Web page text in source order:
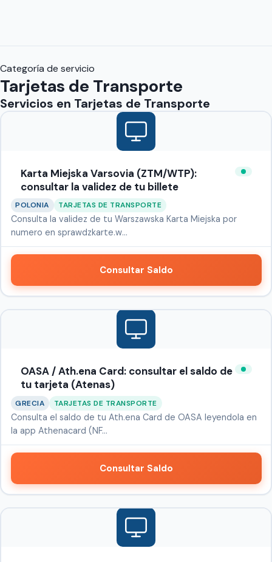
Categoría de servicio
Tarjetas de Transporte
Servicios en Tarjetas de Transporte
Karta Miejska Varsovia (ZTM/WTP):
consultar la validez de tu billete
POLONIA TARJETAS DE TRANSPORTE
Consulta la validez de tu Warszawska Karta Miejska por
numero en sprawdzkarte.w…
Consultar Saldo
OASA / Ath.ena Card: consultar el saldo de
tu tarjeta (Atenas)
GRECIA TARJETAS DE TRANSPORTE
Consulta el saldo de tu Ath.ena Card de OASA leyendola en
la app Athenacard (NF…
Consultar Saldo